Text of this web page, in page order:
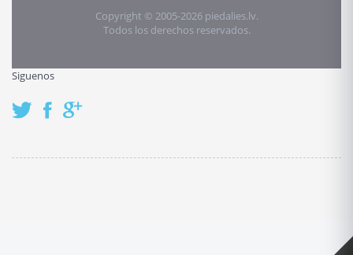
Copyright © 2005-2026 piedalies.lv.
Todos los derechos reservados.
Siguenos